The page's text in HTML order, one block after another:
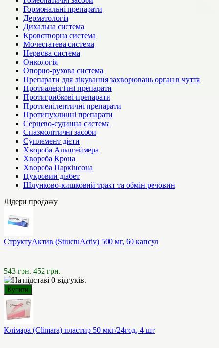
Гормональні препарати
Дерматологія
Дихальна система
Кровотворна система
Мочестатева система
Нервова система
Онкологія
Опорно-рухова система
Препарати для лікування захворювань органів чуття
Протиалергічні препарати
Протигрибкові препарати
Протиепілептичні препарати
Протипухлинні препарати
Серцево-судинна система
Спазмолітичні засоби
Суплемент дієти
Хвороба Альцгеймера
Хвороба Крона
Хвороба Паркінсона
Цукровий діабет
Шлунково-кишковий тракт та обмін речовин
Лідери продажу
СтруктуАктив (StructuActiv) 500 мг, 60 капсул
543 грн. 452 грн.
Клімара (Climara) пластир 50 мкг/24год, 4 шт